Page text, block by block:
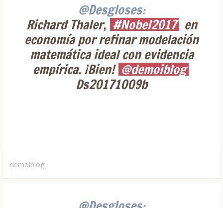
@Desgloses:
Richard Thaler, #Nobel2017 en
economía por refinar modelación
matemática ideal con evidencia
empírica. ¡Bien! @demoiblog
Ds20171009b
demoiblog